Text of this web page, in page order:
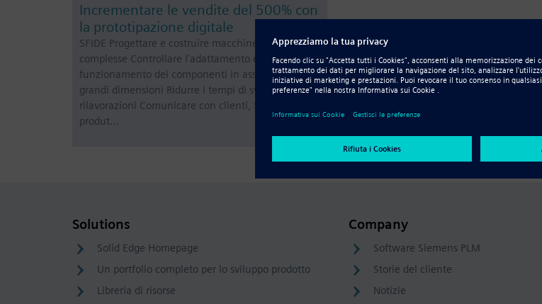
Incrementare le vendite del 500% con
la prototipazione digitale
SFIDE Progettare e costruire macchine sempre più
complesse Controllare l'adattamento e il
funzionamento dei componenti in assiemi di
grandi dimensioni Ridurre i tempi di sviluppo e le
rilavorazioni Comunicare con clienti, fornitori e
produt…
Solutions
Solid Edge Homepage
Un portfolio completo per lo sviluppo prodotto
Libreria di risorse
Company
Software Siemens PLM
Storie del cliente
Notizie